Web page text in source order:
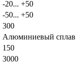
-20... +50
-50... +50
300
Алюминиевый сплав
150
3000